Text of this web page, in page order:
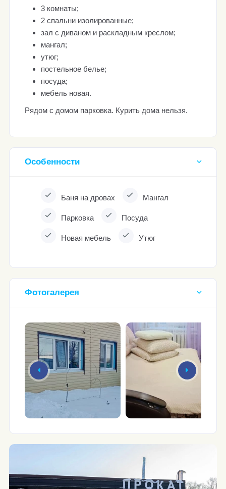
3 комнаты;
2 спальни изолированные;
зал с диваном и раскладным креслом;
мангал;
утюг;
постельное белье;
посуда;
мебель новая.
Рядом с домом парковка. Курить дома нельзя.
Особенности
Баня на дровах Мангал
Парковка Посуда
Новая мебель Утюг
Фотогалерея